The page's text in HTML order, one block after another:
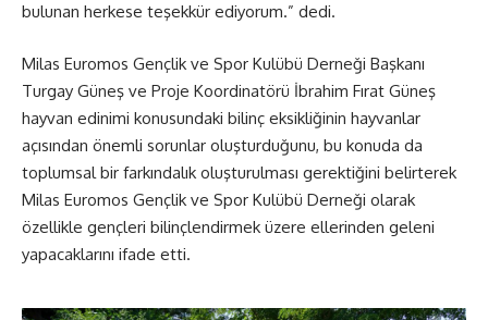
bulunan herkese teşekkür ediyorum.” dedi.
Milas Euromos Gençlik ve Spor Kulübü Derneği Başkanı
Turgay Güneş ve Proje Koordinatörü İbrahim Fırat Güneş
hayvan edinimi konusundaki bilinç eksikliğinin hayvanlar
açısından önemli sorunlar oluşturduğunu, bu konuda da
toplumsal bir farkındalık oluşturulması gerektiğini belirterek
Milas Euromos Gençlik ve Spor Kulübü Derneği olarak
özellikle gençleri bilinçlendirmek üzere ellerinden geleni
yapacaklarını ifade etti.